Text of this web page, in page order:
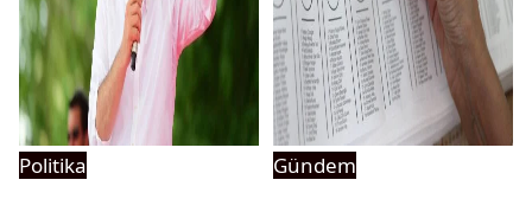
Politika
Gündem